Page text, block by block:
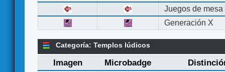
Juegos de mesa
Generación X
Categoría: Templos lúdicos
Imagen Microbadge